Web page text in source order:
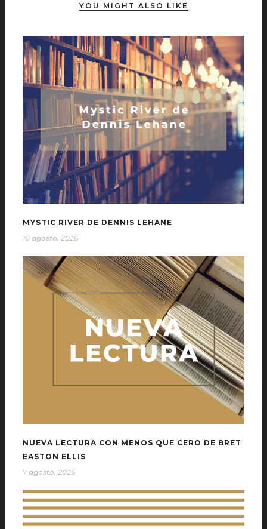
YOU MIGHT ALSO LIKE
MYSTIC RIVER DE DENNIS LEHANE
10 agosto, 2026
NUEVA LECTURA CON MENOS QUE CERO DE BRET
EASTON ELLIS
7 agosto, 2026